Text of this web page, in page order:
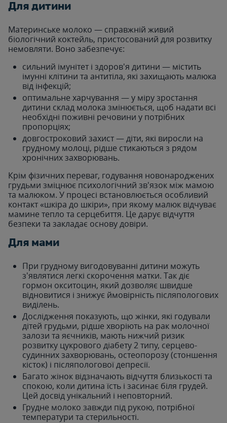
Для дитини
Материнське молоко — справжній живий
біологічний коктейль, пристосований для розвитку
немовляти. Воно забезпечує:
сильний імунітет і здоров'я дитини — містить
імунні клітини та антитіла, які захищають малюка
від інфекцій;
оптимальне харчування — у міру зростання
дитини склад молока змінюється, щоб надати всі
необхідні поживні речовини у потрібних
пропорціях;
довгостроковий захист — діти, які виросли на
грудному молоці, рідше стикаються з рядом
хронічних захворювань.
Крім фізичних переваг, годування новонароджених
грудьми зміцнює психологічний зв'язок між мамою
та малюком. У процесі встановлюється особливий
контакт «шкіра до шкіри», при якому малюк відчуває
мамине тепло та серцебиття. Це дарує відчуття
безпеки та закладає основу довіри.
Для мами
При грудному вигодовуванні дитини можуть
з'являтися легкі скорочення матки. Так діє
гормон окситоцин, який дозволяє швидше
відновитися і знижує ймовірність післяпологових
виділень.
Дослідження показують, що жінки, які годували
дітей грудьми, рідше хворіють на рак молочної
залози та яєчників, мають нижчий ризик
розвитку цукрового діабету 2 типу, серцево-
судинних захворювань, остеопорозу (стоншення
кісток) і післяпологової депресії.
Багато жінок відзначають відчуття близькості та
спокою, коли дитина їсть і засинає біля грудей.
Цей досвід унікальний і неповторний.
Грудне молоко завжди під рукою, потрібної
температури та стерильності.